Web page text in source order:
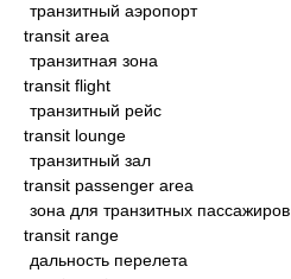
транзитный аэропорт
transit area
транзитная зона
transit flight
транзитный рейс
transit lounge
транзитный зал
transit passenger area
зона для транзитных пассажиров
transit range
дальность перелета